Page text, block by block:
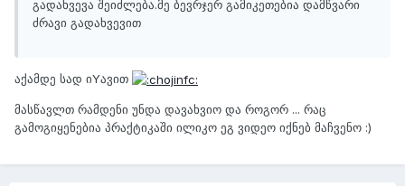
გადახვევა შეიძლება.მე ბევრჯერ გამიკეთებია დამწვარი
ძრავი გადახვევით
აქამდე სად იYავით
მასწავლთ რამდენი უნდა დავახვიო და როგორ ... რაც
გამოგიყენებია პრაქტიკაში ილიკო ეგ ვიდეო იქნებ მაჩვენო :)